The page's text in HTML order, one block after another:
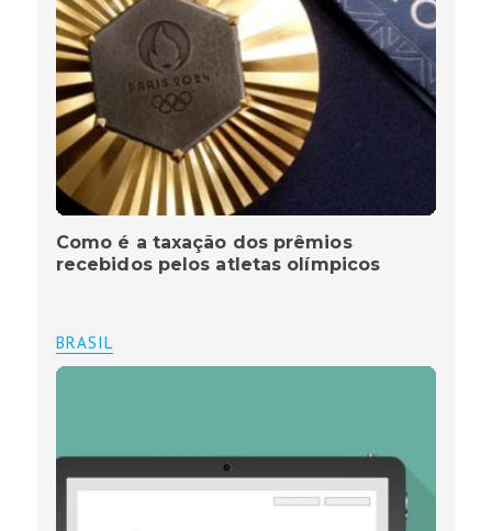
Como é a taxação dos prêmios
recebidos pelos atletas olímpicos
BRASIL